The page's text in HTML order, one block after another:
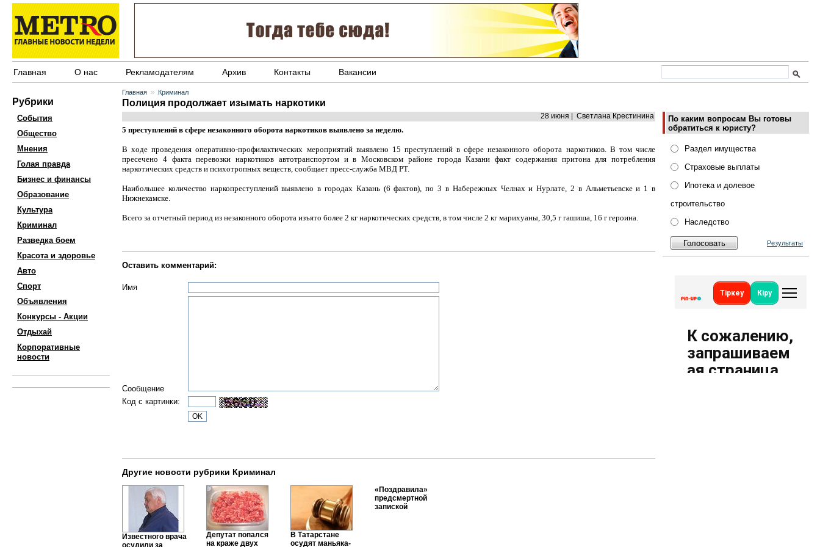
Главная О нас Рекламодателям Архив Контакты Вакансии
Рубрики
События
Общество
Мнения
Голая правда
Бизнес и финансы
Образование
Культура
Криминал
Разведка боем
Красота и здоровье
Авто
Спорт
Объявления
Конкурсы - Акции
Отдыхай
Корпоративные
новости
По каким вопросам Вы готовы
обратиться к юристу?
Раздел имущества
Страховые выплаты
Ипотека и долевое
строительство
Наследство
Результаты
Главная » Криминал
Полиция продолжает изымать наркотики
28 июня | Светлана Крестинина
5 преступлений в сфере незаконного оборота наркотиков выявлено за неделю.
В ходе проведения оперативно-профилактических мероприятий выявлено 15 преступлений в сфере незаконного оборота наркотиков. В том числе
пресечено 4 факта перевозки наркотиков автотранспортом и в Московском районе города Казани факт содержания притона для потребления
наркотических средств и психотропных веществ, сообщает пресс-служба МВД РТ.
Наибольшее количество наркопреступлений выявлено в городах Казань (6 фактов), по 3 в Набережных Челнах и Нурлате, 2 в Альметьевске и 1 в
Нижнекамске.
Всего за отчетный период из незаконного оборота изъято более 2 кг наркотических средств, в том числе 2 кг марихуаны, 30,5 г гашиша, 16 г героина.
Оставить комментарий:
Имя
Сообщение
Код с картинки:
Другие новости рубрики Криминал
Известного врача
осудили за
Депутат попался
на краже двух
В Татарстане
осудят маньяка-
«Поздравила»
предсмертной
запиской